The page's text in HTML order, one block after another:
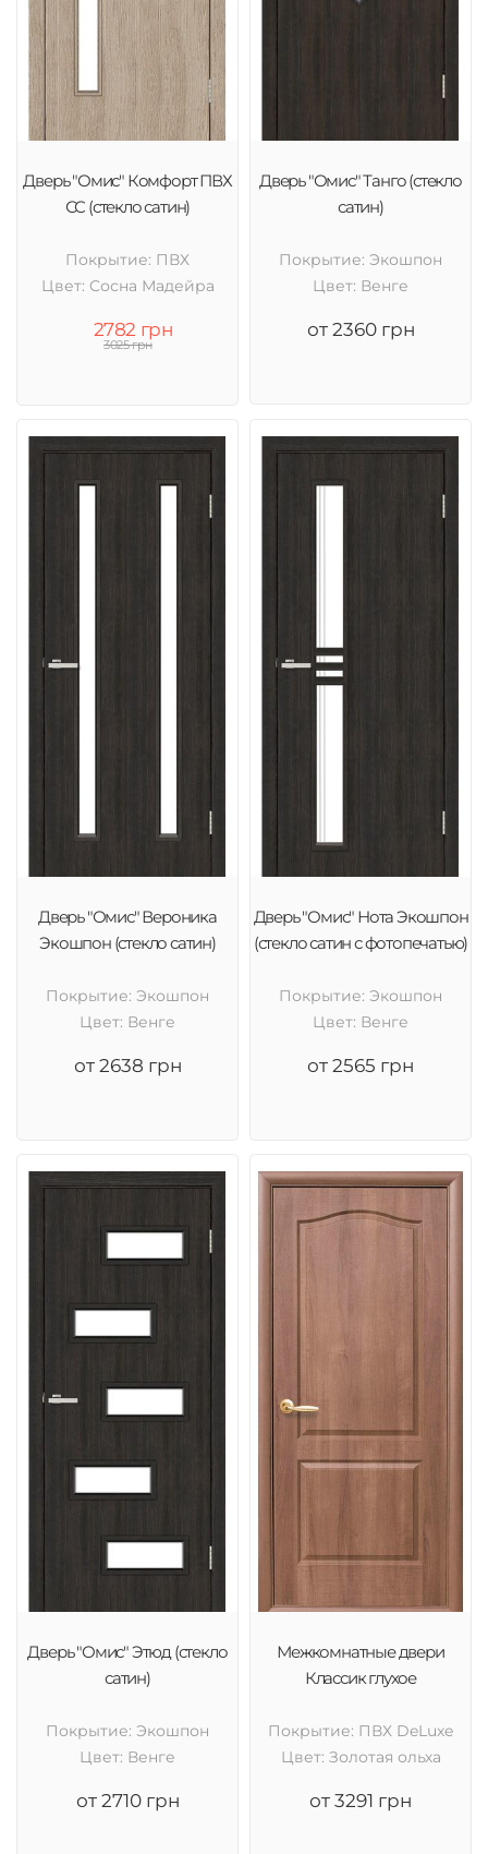
Дверь "Омис" Комфорт ПВХ
СС (стекло сатин)
Покрытие: ПВХ
Цвет: Cосна Мадейра
2782 грн
3025 грн
Дверь "Омис" Танго (стекло
сатин)
Покрытие: Экошпон
Цвет: Венге
от 2360 грн
Дверь "Омис" Вероника
Экошпон (стекло сатин)
Покрытие: Экошпон
Цвет: Венге
от 2638 грн
Дверь "Омис" Нота Экошпон
(стекло сатин с фотопечатью)
Покрытие: Экошпон
Цвет: Венге
от 2565 грн
Дверь "Омис" Этюд (стекло
сатин)
Покрытие: Экошпон
Цвет: Венге
от 2710 грн
Межкомнатные двери
Классик глухое
Покрытие: ПВХ DeLuxe
Цвет: Золотая ольха
от 3291 грн